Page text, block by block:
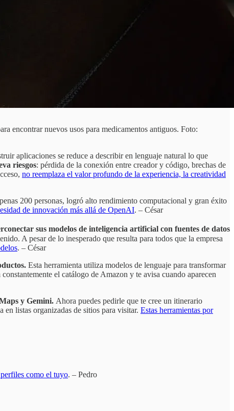
encontrar nuevos usos para medicamentos antiguos. Foto:
aplicaciones se reduce a describir en lenguaje natural lo que
riesgos: pérdida de la conexión entre creador y código, brechas de
no reemplaza el valor profundo de la experiencia, la creatividad
200 personas, logró alto rendimiento computacional y gran éxito
de innovación más allá de OpenAI. – César
sus modelos de inteligencia artificial con fuentes de datos
A pesar de lo inesperado que resulta para todos que la empresa
. – César
Esta herramienta utiliza modelos de lenguaje para transformar
el catálogo de Amazon y te avisa cuando aparecen
y Gemini. Ahora puedes pedirle que te cree un itinerario
listas organizadas de sitios para visitar. Estas herramientas por
como el tuyo. – Pedro